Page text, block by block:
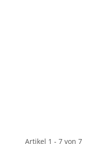
Artikel 1 - 7 von 7